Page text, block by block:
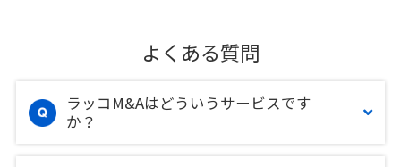
よくある質問
ラッコM&Aはどういうサービスです
か？